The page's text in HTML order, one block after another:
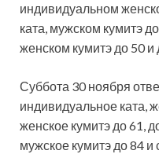
индивидуальном
ката, мужском кумитэ
женском кумитэ до 50 и
Суббота 30 ноября
индивидуальное ката,
женское кумитэ до 61,
мужское кумитэ до 84 и